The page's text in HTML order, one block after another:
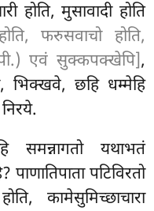
होति, मुसावादी होति
फरुसवाचो होति,
पी.) एवं सुक्कपक्खेपि],
भिक्खवे, छहि धम्मेहि
समन्नागतो यथाभतं
पटिविरतो
कामेसुमिच्छाचारा